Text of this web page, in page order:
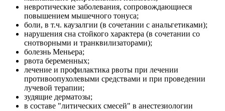
невротические заболевания, сопровождающиеся
повышением мышечного тонуса;
боли, в т.ч. каузалгии (в сочетании с анальгетиками);
нарушения сна стойкого характера (в сочетании со
снотворными и транквилизаторами);
болезнь Меньера;
рвота беременных;
лечение и профилактика рвоты при лечении
противоопухолевыми средствами и при проведении
лучевой терапии;
зудящие дерматозы;
в составе "литических смесей" в анестезиологии